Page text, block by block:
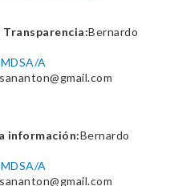
Bernardo
A
información:Bernardo
A